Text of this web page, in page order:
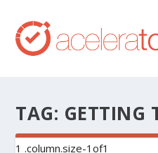
TAG: GETTING